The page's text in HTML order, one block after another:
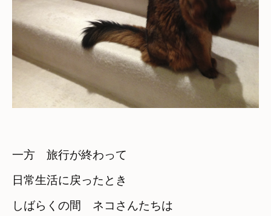
一方　旅行が終わって
日常生活に戻ったとき
しばらくの間　ネコさんたちは